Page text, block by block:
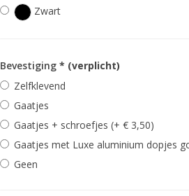
Zwart
Bevestiging * (verplicht)
Zelfklevend
Gaatjes
Gaatjes + schroefjes (+ € 3,50)
Gaatjes met Luxe aluminium dopjes
Geen